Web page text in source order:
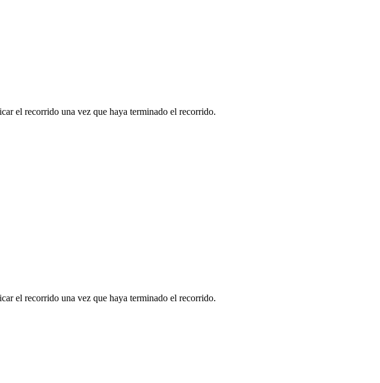
el recorrido una vez que haya terminado el recorrido.
el recorrido una vez que haya terminado el recorrido.